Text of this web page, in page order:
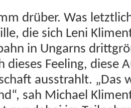
drüber. Was
die sich Leni
in Ungar­ns
dieses Feel­ing, diese
ausstrahlt. „Das
sah Michael